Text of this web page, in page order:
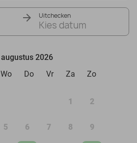
Uitchecken
Kies datum
augustus 2026
Wo Do Vr Za Zo
1 2
5 6 7 8 9